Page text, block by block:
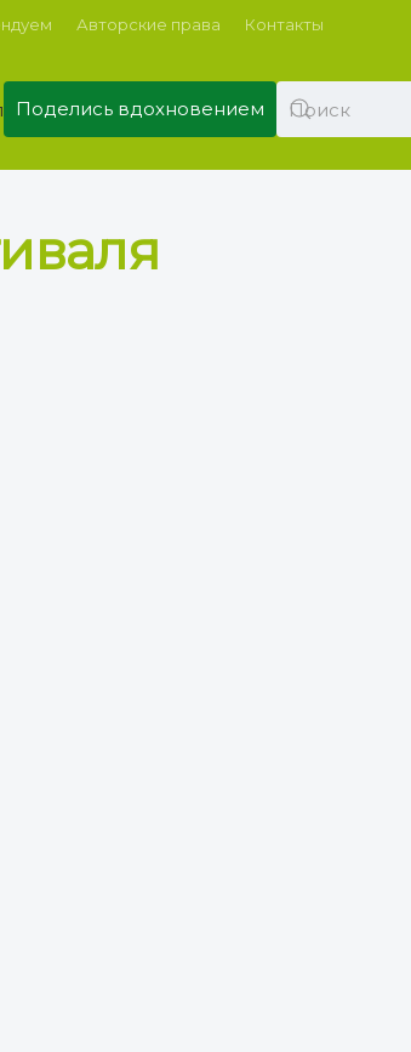
Авторские права Контакты
Поделись вдохновением